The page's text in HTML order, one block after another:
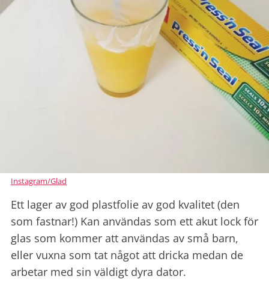
Instagram/Glad
Ett lager av god plastfolie av god kvalitet (den
som fastnar!) Kan användas som ett akut lock för
glas som kommer att användas av små barn,
eller vuxna som tat något att dricka medan de
arbetar med sin väldigt dyra dator.